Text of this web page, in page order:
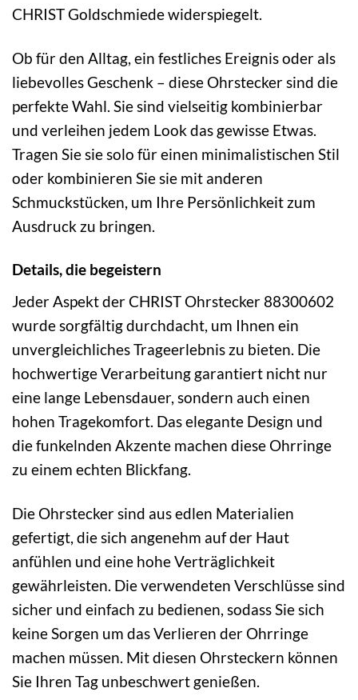
CHRIST Goldschmiede widerspiegelt.
Ob für den Alltag, ein festliches Ereignis oder als
liebevolles Geschenk – diese Ohrstecker sind die
perfekte Wahl. Sie sind vielseitig kombinierbar
und verleihen jedem Look das gewisse Etwas.
Tragen Sie sie solo für einen minimalistischen Stil
oder kombinieren Sie sie mit anderen
Schmuckstücken, um Ihre Persönlichkeit zum
Ausdruck zu bringen.
Details, die begeistern
Jeder Aspekt der CHRIST Ohrstecker 88300602
wurde sorgfältig durchdacht, um Ihnen ein
unvergleichliches Trageerlebnis zu bieten. Die
hochwertige Verarbeitung garantiert nicht nur
eine lange Lebensdauer, sondern auch einen
hohen Tragekomfort. Das elegante Design und
die funkelnden Akzente machen diese Ohrringe
zu einem echten Blickfang.
Die Ohrstecker sind aus edlen Materialien
gefertigt, die sich angenehm auf der Haut
anfühlen und eine hohe Verträglichkeit
gewährleisten. Die verwendeten Verschlüsse sind
sicher und einfach zu bedienen, sodass Sie sich
keine Sorgen um das Verlieren der Ohrringe
machen müssen. Mit diesen Ohrsteckern können
Sie Ihren Tag unbeschwert genießen.